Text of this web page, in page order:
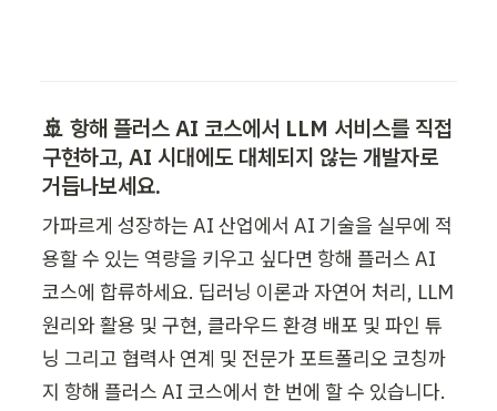
🚢 항해 플러스 AI 코스에서 LLM 서비스를 직접
구현하고, AI 시대에도 대체되지 않는 개발자로
거듭나보세요.
가파르게 성장하는 AI 산업에서 AI 기술을 실무에 적
용할 수 있는 역량을 키우고 싶다면 항해 플러스 AI
코스에 합류하세요. 딥러닝 이론과 자연어 처리, LLM
원리와 활용 및 구현, 클라우드 환경 배포 및 파인 튜
닝 그리고 협력사 연계 및 전문가 포트폴리오 코칭까
지 항해 플러스 AI 코스에서 한 번에 할 수 있습니다.